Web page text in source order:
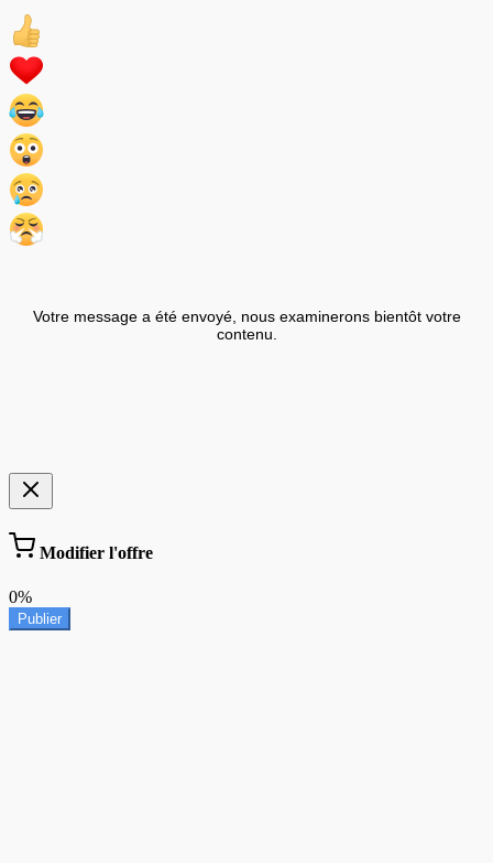
Votre message a été envoyé, nous examinerons bientôt votre
contenu.
Modifier l'offre
0%
Publier